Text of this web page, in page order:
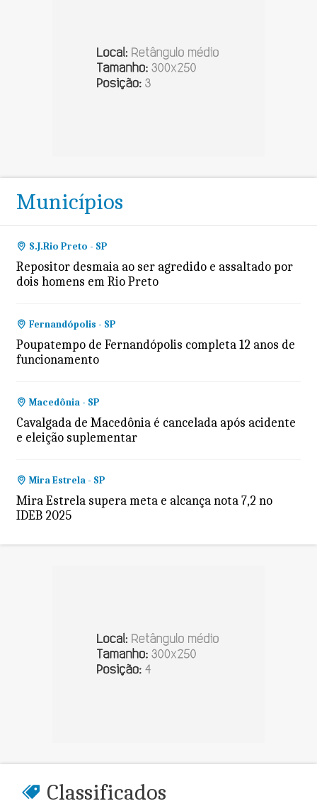
Municípios
S.J.Rio Preto - SP
Repositor desmaia ao ser agredido e assaltado por
dois homens em Rio Preto
Fernandópolis - SP
Poupatempo de Fernandópolis completa 12 anos de
funcionamento
Macedônia - SP
Cavalgada de Macedônia é cancelada após acidente
e eleição suplementar
Mira Estrela - SP
Mira Estrela supera meta e alcança nota 7,2 no
IDEB 2025
Classificados